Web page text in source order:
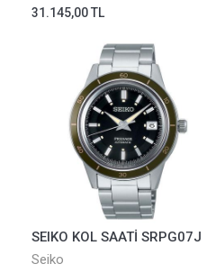
31.145,00 TL
SEIKO KOL SAATİ SRPG07J
Seiko